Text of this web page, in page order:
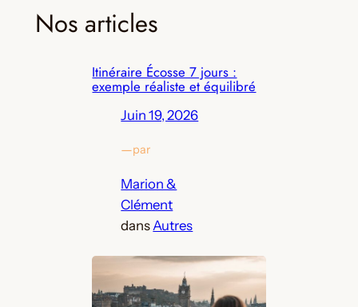
Nos articles
Itinéraire Écosse 7 jours :
exemple réaliste et équilibré
Juin 19, 2026
—par
Marion &
Clément
dans Autres